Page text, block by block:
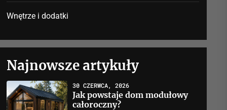
Wnętrze i dodatki
Najnowsze artykuły
30 CZERWCA, 2026
Jak powstaje dom modułowy
całoroczny?